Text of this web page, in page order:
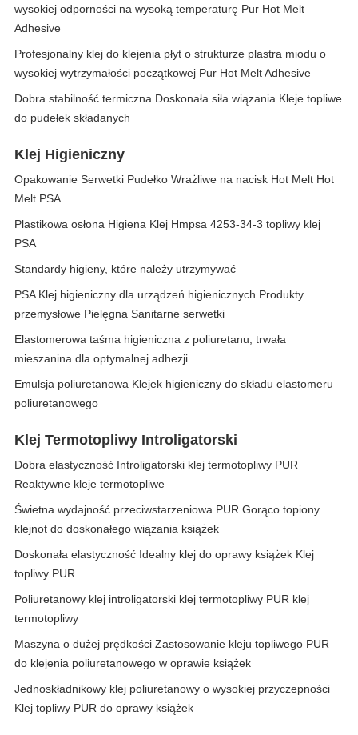
wysokiej odporności na wysoką temperaturę Pur Hot Melt
Adhesive
Profesjonalny klej do klejenia płyt o strukturze plastra miodu o
wysokiej wytrzymałości początkowej Pur Hot Melt Adhesive
Dobra stabilność termiczna Doskonała siła wiązania Kleje topliwe
do pudełek składanych
Klej Higieniczny
Opakowanie Serwetki Pudełko Wrażliwe na nacisk Hot Melt Hot
Melt PSA
Plastikowa osłona Higiena Klej Hmpsa 4253-34-3 topliwy klej
PSA
Standardy higieny, które należy utrzymywać
PSA Klej higieniczny dla urządzeń higienicznych Produkty
przemysłowe Pielęgna Sanitarne serwetki
Elastomerowa taśma higieniczna z poliuretanu, trwała
mieszanina dla optymalnej adhezji
Emulsja poliuretanowa Klejek higieniczny do składu elastomeru
poliuretanowego
Klej Termotopliwy Introligatorski
Dobra elastyczność Introligatorski klej termotopliwy PUR
Reaktywne kleje termotopliwe
Świetna wydajność przeciwstarzeniowa PUR Gorąco topiony
klejnot do doskonałego wiązania książek
Doskonała elastyczność Idealny klej do oprawy książek Klej
topliwy PUR
Poliuretanowy klej introligatorski klej termotopliwy PUR klej
termotopliwy
Maszyna o dużej prędkości Zastosowanie kleju topliwego PUR
do klejenia poliuretanowego w oprawie książek
Jednoskładnikowy klej poliuretanowy o wysokiej przyczepności
Klej topliwy PUR do oprawy książek